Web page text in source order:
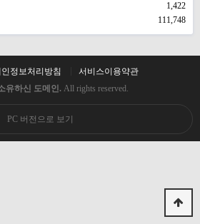
1,422
111,748
정보처리방침
서비스이용약관
유하신 도메인. All rights reserved.
PC 버전으로 보기